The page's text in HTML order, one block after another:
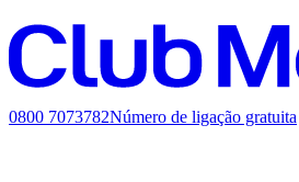
0800 7073782Número de ligação gratuita